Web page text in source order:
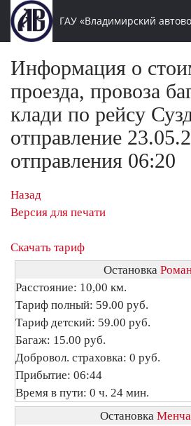
ГАУ «Владимирский
Информация о
проезда, провоза
клади по рейсу
отправление
отправления 06:20
Назад
Версия для печати
Скачать тариф
Остановка
Расстояние: 10,00 км.
Тариф полный: 59.00 руб.
Тариф детский: 59.00 руб.
Багаж: 15.00 руб.
Добровол. страховка: 0 руб.
Прибытие: 06:44
Время в пути: 0 ч. 24 мин.
Остановка